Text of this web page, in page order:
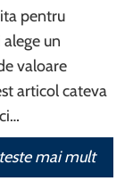
pentru
un
valoare
articol cateva
mai mult